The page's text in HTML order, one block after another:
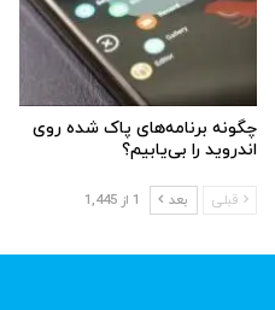
چگونه برنامه‌های پاک شده روی
اندروید را بی‌یابیم؟
قبلی بعد 1 از 1,445